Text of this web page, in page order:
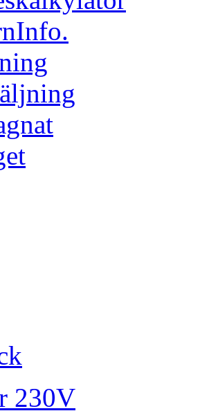
230V